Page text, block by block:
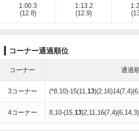
1:00.3
(12.8)
1:13.2
(12.9)
コーナー通過順位
コーナー 通過
3コーナー (*8,10)-15(11,13
4コーナー 8,10-(15,13